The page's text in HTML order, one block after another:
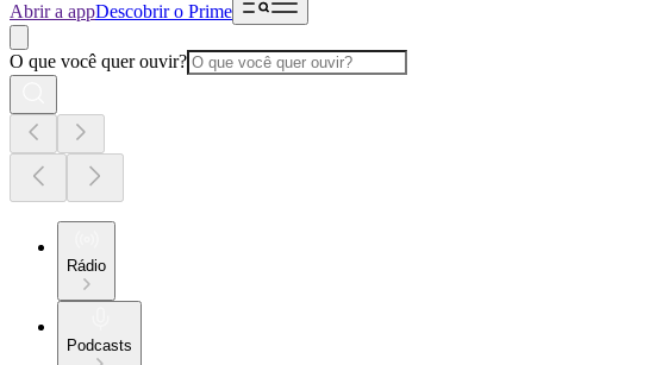
Abrir a appDescobrir o Prime
O que você quer ouvir?
Rádio
Podcasts